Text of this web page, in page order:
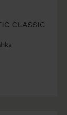
CLASSIC